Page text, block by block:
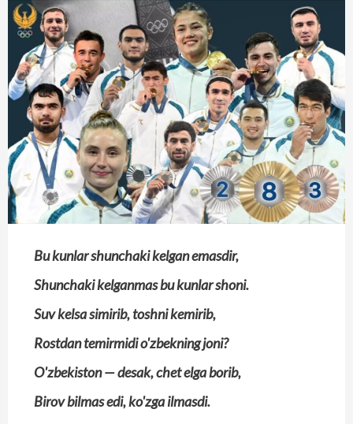
Bu kunlar shunchaki kelgan emasdir,
Shunchaki kelganmas bu kunlar shoni.
Suv kelsa simirib, toshni kemirib,
Rostdan temirmidi o'zbekning joni?
O'zbekiston — desak, chet elga borib,
Birov bilmas edi, ko'zga ilmasdi.